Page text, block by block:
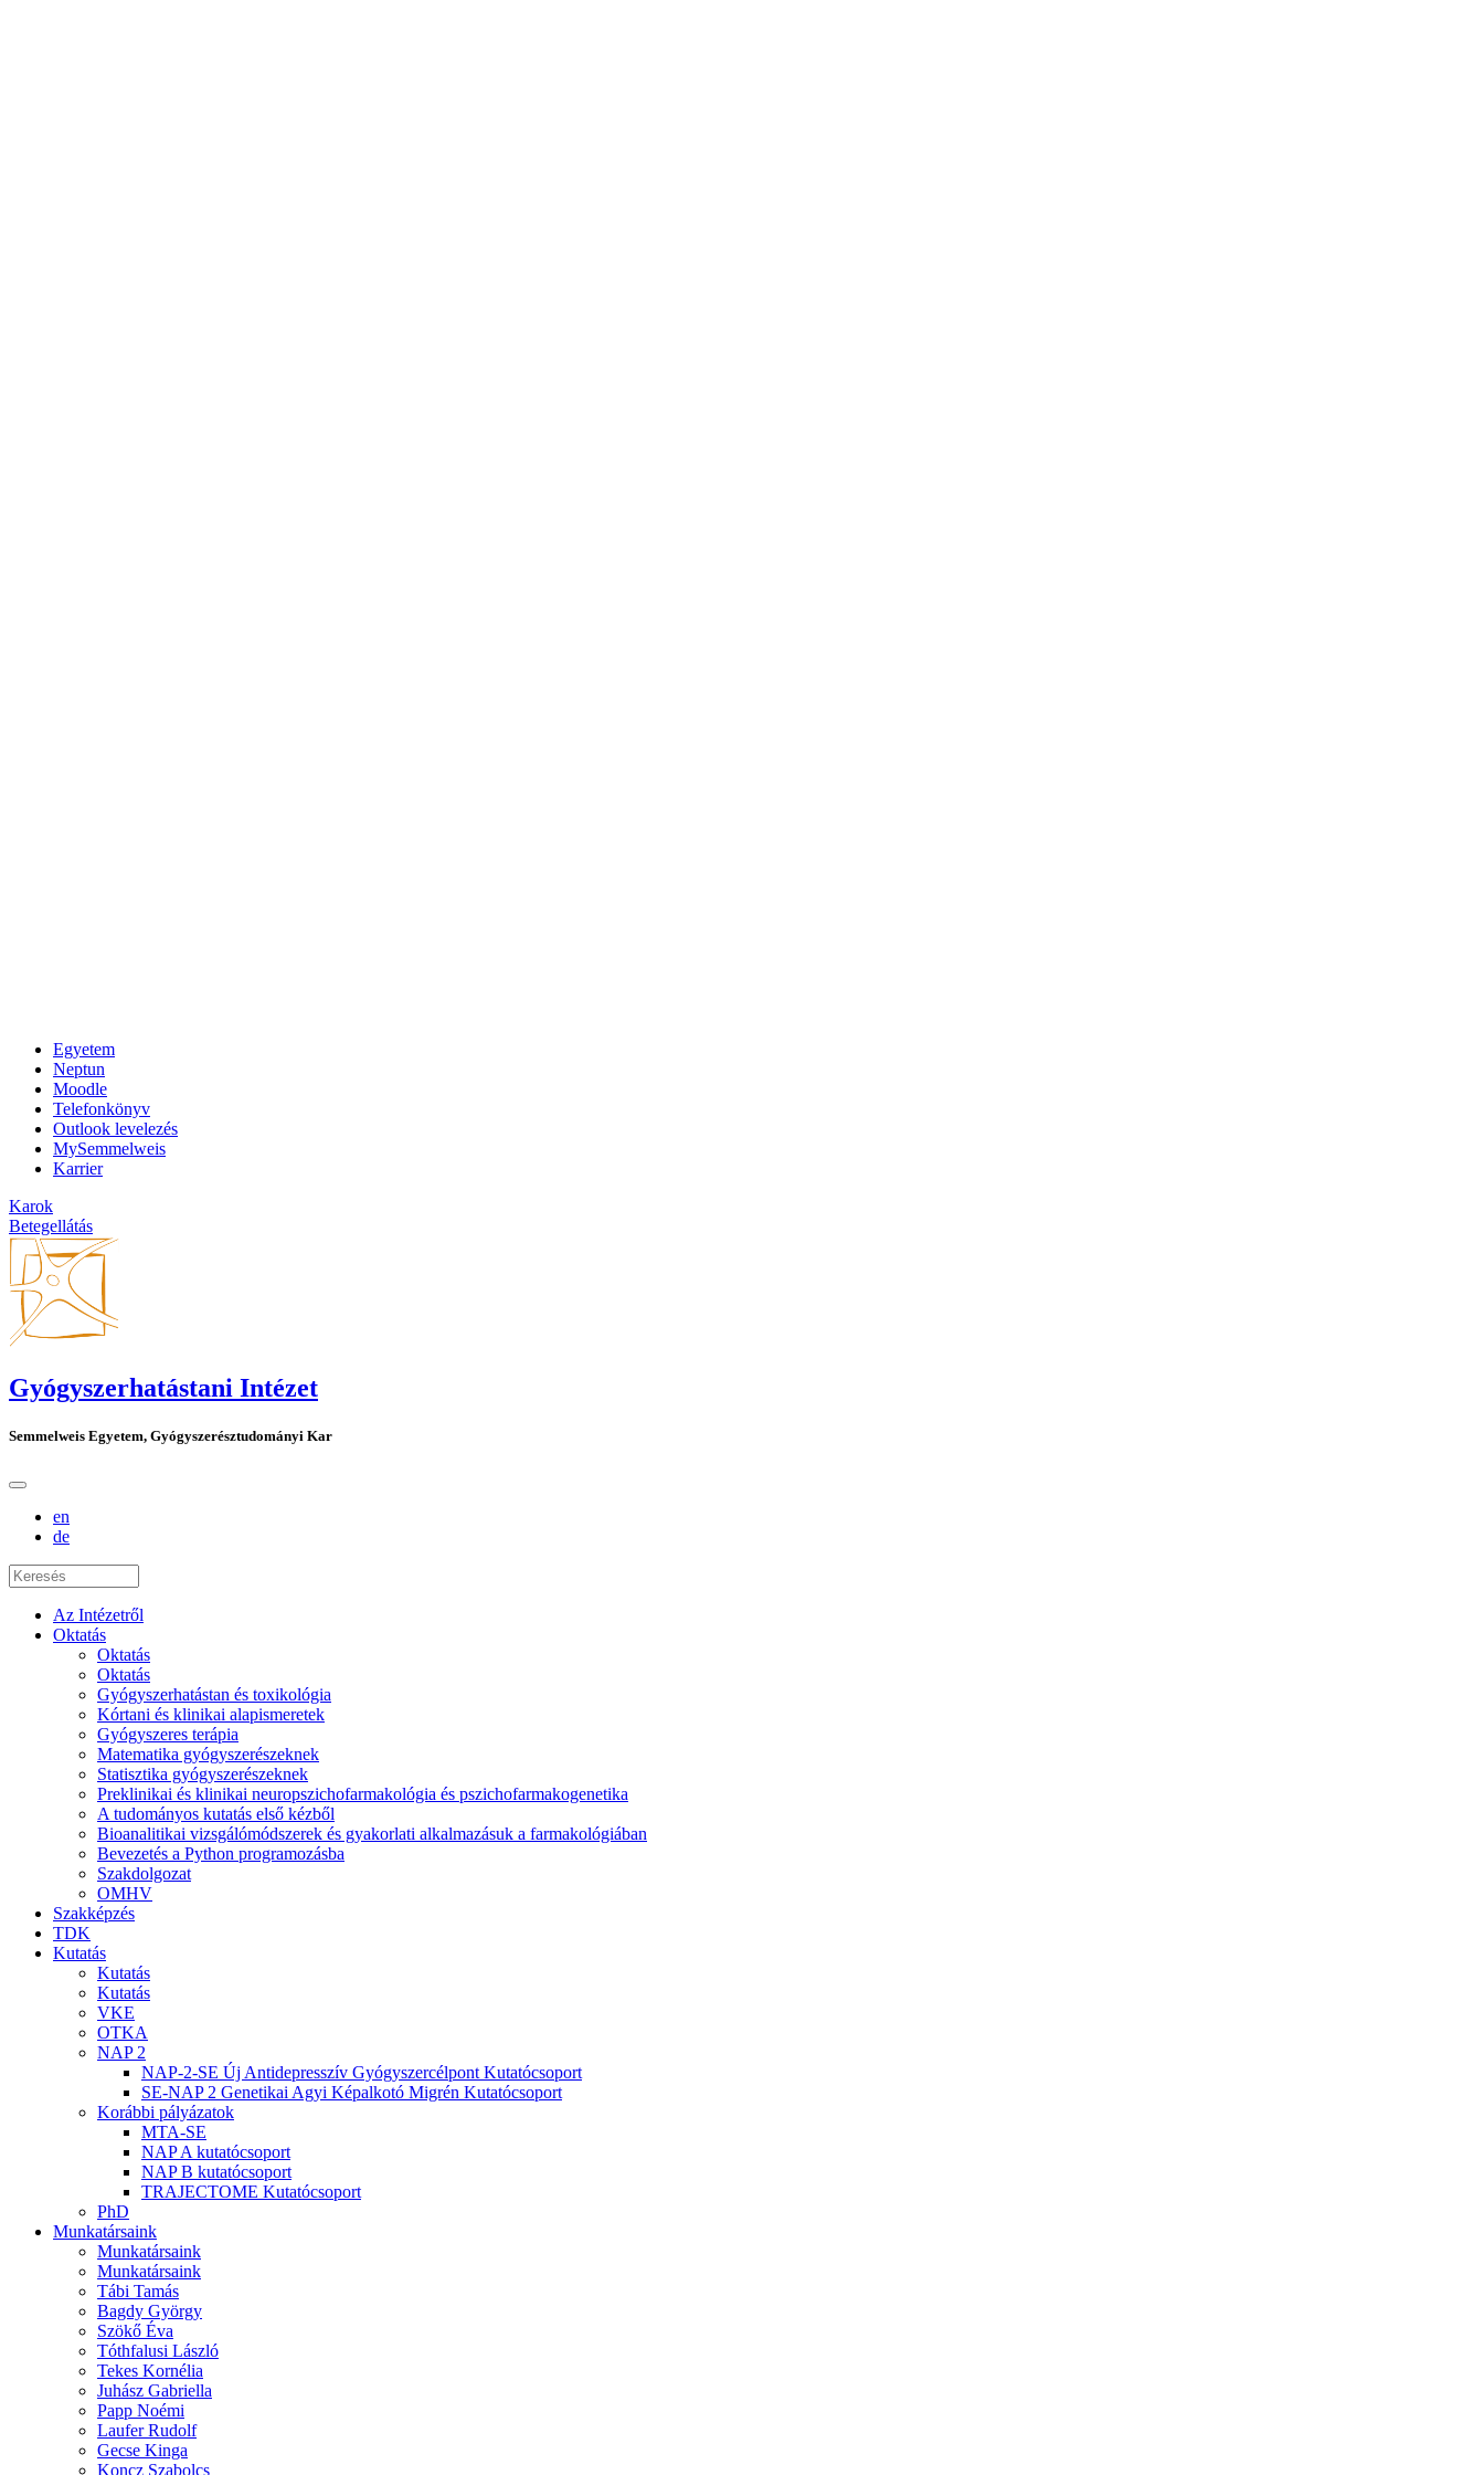
Egyetem
Neptun
Moodle
Telefonkönyv
Outlook levelezés
MySemmelweis
Karrier
Karok
Betegellátás
Gyógyszerhatástani Intézet
Semmelweis Egyetem, Gyógyszerésztudományi Kar
en
de
Az Intézetről
Oktatás
Oktatás
Oktatás
Gyógyszerhatástan és toxikológia
Kórtani és klinikai alapismeretek
Gyógyszeres terápia
Matematika gyógyszerészeknek
Statisztika gyógyszerészeknek
Preklinikai és klinikai neuropszichofarmakológia és pszichofarmakogenetika
A tudományos kutatás első kézből
Bioanalitikai vizsgálómódszerek és gyakorlati alkalmazásuk a farmakológiában
Bevezetés a Python programozásba
Szakdolgozat
OMHV
Szakképzés
TDK
Kutatás
Kutatás
Kutatás
VKE
OTKA
NAP 2
NAP-2-SE Új Antidepresszív Gyógyszercélpont Kutatócsoport
SE-NAP 2 Genetikai Agyi Képalkotó Migrén Kutatócsoport
Korábbi pályázatok
MTA-SE
NAP A kutatócsoport
NAP B kutatócsoport
TRAJECTOME Kutatócsoport
PhD
Munkatársaink
Munkatársaink
Munkatársaink
Tábi Tamás
Bagdy György
Szökő Éva
Tóthfalusi László
Tekes Kornélia
Juhász Gabriella
Papp Noémi
Laufer Rudolf
Gecse Kinga
Koncz Szabolcs